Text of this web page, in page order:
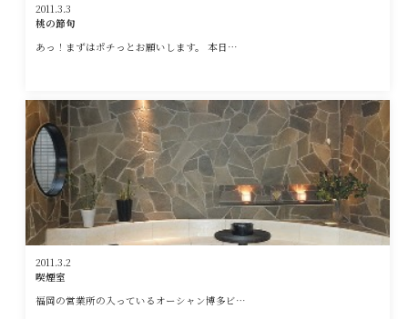
2011.3.3
桃の節句
あっ！まずはポチっとお願いします。 本日…
2011.3.2
喫煙室
福岡の営業所の入っているオーシャン博多ビ…